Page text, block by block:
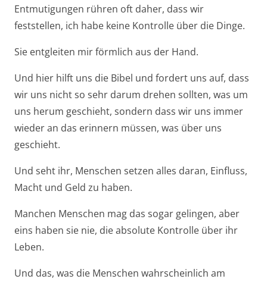
Entmutigungen rühren oft daher, dass wir
feststellen, ich habe keine Kontrolle über die Dinge.
Sie entgleiten mir förmlich aus der Hand.
Und hier hilft uns die Bibel und fordert uns auf, dass
wir uns nicht so sehr darum drehen sollten, was um
uns herum geschieht, sondern dass wir uns immer
wieder an das erinnern müssen, was über uns
geschieht.
Und seht ihr, Menschen setzen alles daran, Einfluss,
Macht und Geld zu haben.
Manchen Menschen mag das sogar gelingen, aber
eins haben sie nie, die absolute Kontrolle über ihr
Leben.
Und das, was die Menschen wahrscheinlich am